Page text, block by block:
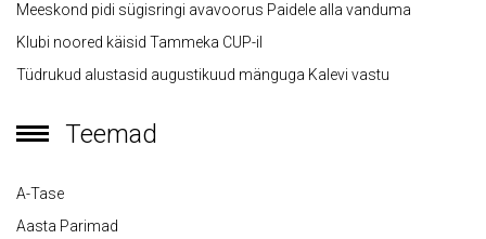
Meeskond pidi sügisringi avavoorus Paidele alla vanduma
Klubi noored käisid Tammeka CUP-il
Tüdrukud alustasid augustikuud mänguga Kalevi vastu
Teemad
A-Tase
Aasta Parimad